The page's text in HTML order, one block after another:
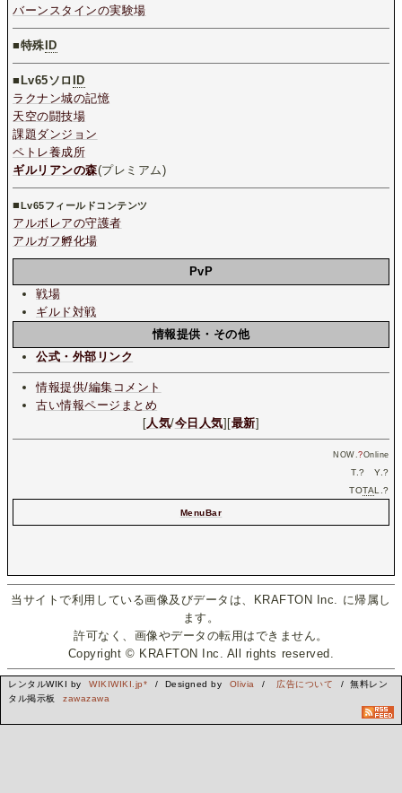
バーンスタインの実験場
■特殊 ID
■ Lv65ソロ ID
ラクナン城の記憶
天空の闘技場
課題ダンジョン
ペトレ養成所
ギルリアンの森(プレミアム)
■ Lv65フィールドコンテンツ
アルボレアの守護者
アルガフ孵化場
PvP
戦場
ギルド対戦
情報提供・その他
公式・外部リンク
情報提供/編集コメント
古い情報ページまとめ
[人気/今日人気][最新]
NOW.?Online
T.? Y.?
TOTAL.?
MenuBar
当サイトで利用している画像及びデータは、KRAFTON Inc. に帰属し
ます。
許可なく、画像やデータの転用はできません。
Copyright © KRAFTON Inc. All rights reserved.
レンタルWIKI by WIKIWIKI.jp* / Designed by Olivia / 広告について
/ 無料レン
タル掲示板
zawazawa